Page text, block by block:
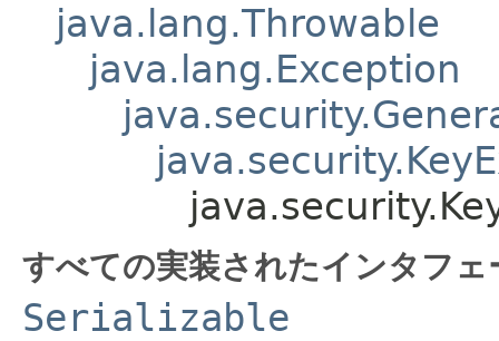
java.lang.Throwable
java.lang.Exception
すべての実装されたインタフ
Serializable